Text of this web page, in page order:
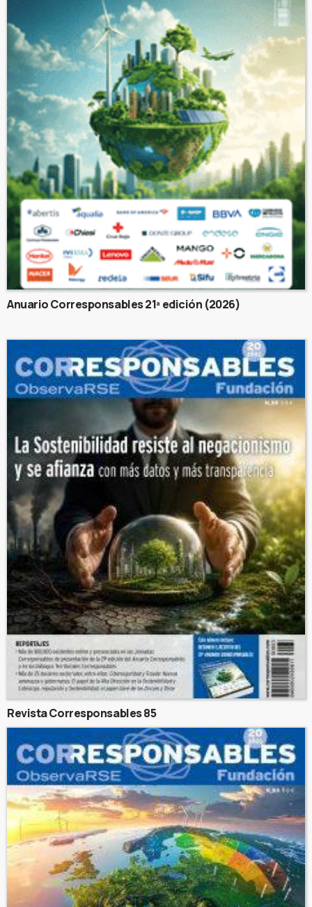
Anuario Corresponsables 21ª edición (2026)
Revista Corresponsables 85